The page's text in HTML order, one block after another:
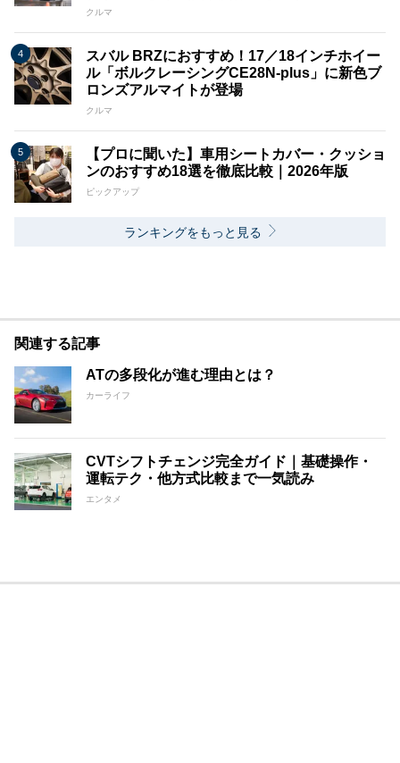
クルマ
スバル BRZにおすすめ！17／18インチホイー
ル「ボルクレーシングCE28N-plus」に新色ブ
ロンズアルマイトが登場
クルマ
【プロに聞いた】車用シートカバー・クッショ
ンのおすすめ18選を徹底比較｜2026年版
ピックアップ
ランキングをもっと見る
関連する記事
ATの多段化が進む理由とは？
カーライフ
CVTシフトチェンジ完全ガイド｜基礎操作・
運転テク・他方式比較まで一気読み
エンタメ